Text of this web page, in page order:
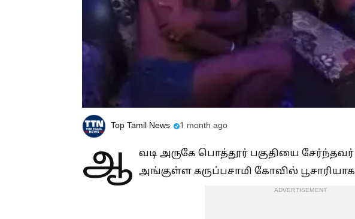
Top Tamil News 1 month ago
ஆ வடி அருகே பொத்தூர் பகுதியை சேர்ந்தவர்
அங்குள்ள கருப்பசாமி கோவில்
ADVERTISEMENT